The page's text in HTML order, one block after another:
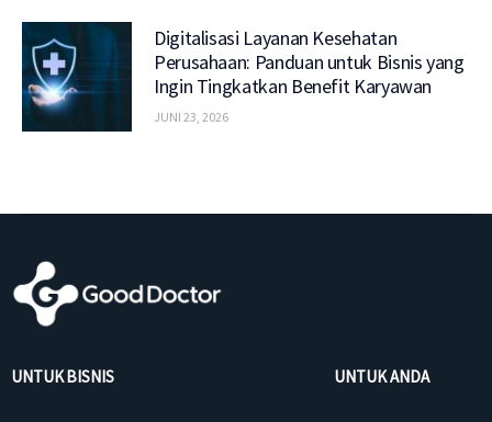
Digitalisasi Layanan Kesehatan
Perusahaan: Panduan untuk Bisnis yang
Ingin Tingkatkan Benefit Karyawan
JUNI 23, 2026
UNTUK BISNIS UNTUK ANDA